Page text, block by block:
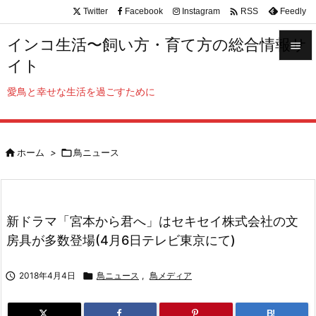
インコ生活〜飼い方・育て方の総合情報サ
イト
愛鳥と幸せな生活を過ごすために

サイド


Twitter Facebook Instagram  RSS Feedly
ホーム > 鳥ニュース
新ドラマ「宮本から君へ」はセキセイ株式会社の文
房具が多数登場(4月6日テレビ東京にて)
 2018年4月4日  鳥ニュース , 鳥メディア
B!